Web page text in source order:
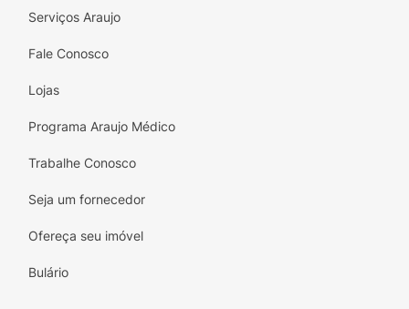
ressecados, opacos ou que precisam de
controlado mesmo em dias úmidos.
Proteção Térmica:
ressecamento.
Tamanho Família (900g):
rendimento para quem não economiza na
Serviços Araujo
Fale Conosco
Lojas
Programa Araujo Médico
Trabalhe Conosco
Seja um fornecedor
Ofereça seu imóvel
Bulário